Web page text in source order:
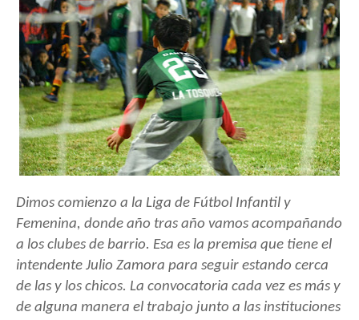
Dimos comienzo a la Liga de Fútbol Infantil y
Femenina, donde año tras año vamos acompañando
a los clubes de barrio. Esa es la premisa que tiene el
intendente Julio Zamora para seguir estando cerca
de las y los chicos. La convocatoria cada vez es más y
de alguna manera el trabajo junto a las instituciones